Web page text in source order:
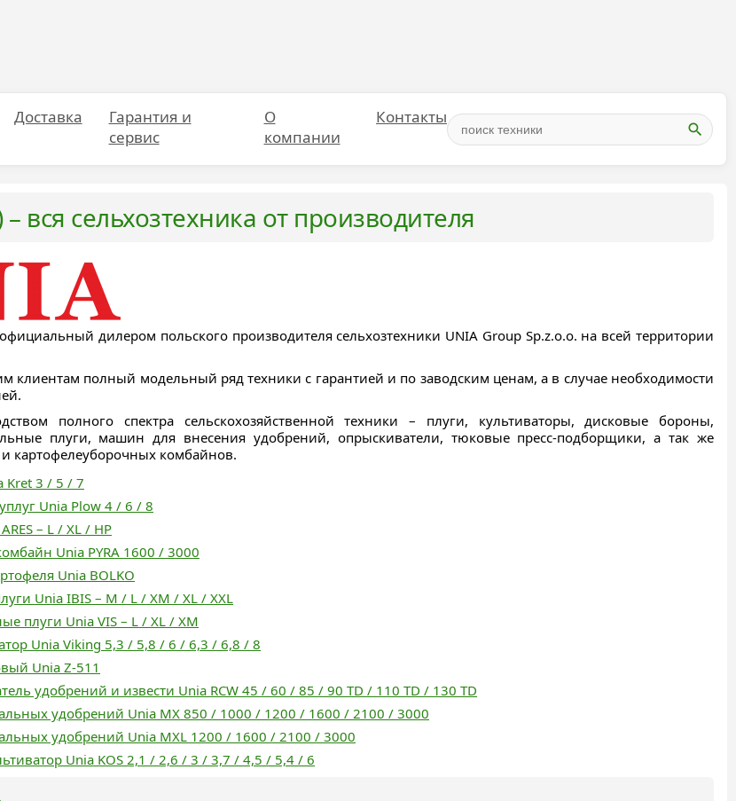
Доставка
Гарантия и
сервис
О
компании
Контакты
вся сельхозтехника от производителя
дилером польского производителя сельхозтехники UNIA Group Sp.z.o.o. на всей территории
полный модельный ряд техники с гарантией и по заводским ценам, а в случае необходимости
полного спектра сельскохозяйственной техники – плуги, культиваторы, дисковые бороны,
плуги, машин для внесения удобрений, опрыскиватели, тюковые пресс-подборщики, а так же
и картофелеуборочных комбайнов.
Kret 3 / 5 / 7
Unia Plow 4 / 6 / 8
– L / XL / HP
Unia PYRA 1600 / 3000
Unia BOLKO
Unia IBIS – M / L / XM / XL / XXL
плуги Unia VIS – L / XL / XM
Unia Viking 5,3 / 5,8 / 6 / 6,3 / 6,8 / 8
Unia Z-511
удобрений и извести Unia RCW 45 / 60 / 85 / 90 TD / 110 TD / 130 TD
удобрений Unia MX 850 / 1000 / 1200 / 1600 / 2100 / 3000
удобрений Unia MXL 1200 / 1600 / 2100 / 3000
Unia KOS 2,1 / 2,6 / 3 / 3,7 / 4,5 / 5,4 / 6